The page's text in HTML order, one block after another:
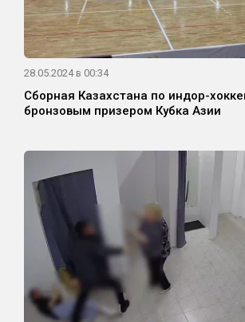
28.05.2024 в 00:34
Сборная Казахстана по индор-
бронзовым призером Кубка Азии